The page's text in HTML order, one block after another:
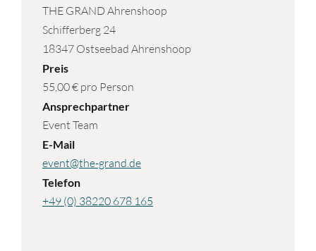
THE GRAND Ahrenshoop
Schifferberg 24
18347 Ostseebad Ahrenshoop
Preis
55,00 € pro Person
Ansprechpartner
Event Team
E-Mail
event@the-grand.de
Telefon
+49 (0) 38220 678 165